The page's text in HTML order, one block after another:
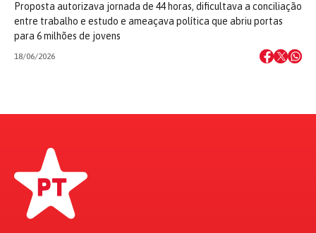
Proposta autorizava jornada de 44 horas, dificultava a conciliação
entre trabalho e estudo e ameaçava política que abriu portas
para 6 milhões de jovens
18/06/2026